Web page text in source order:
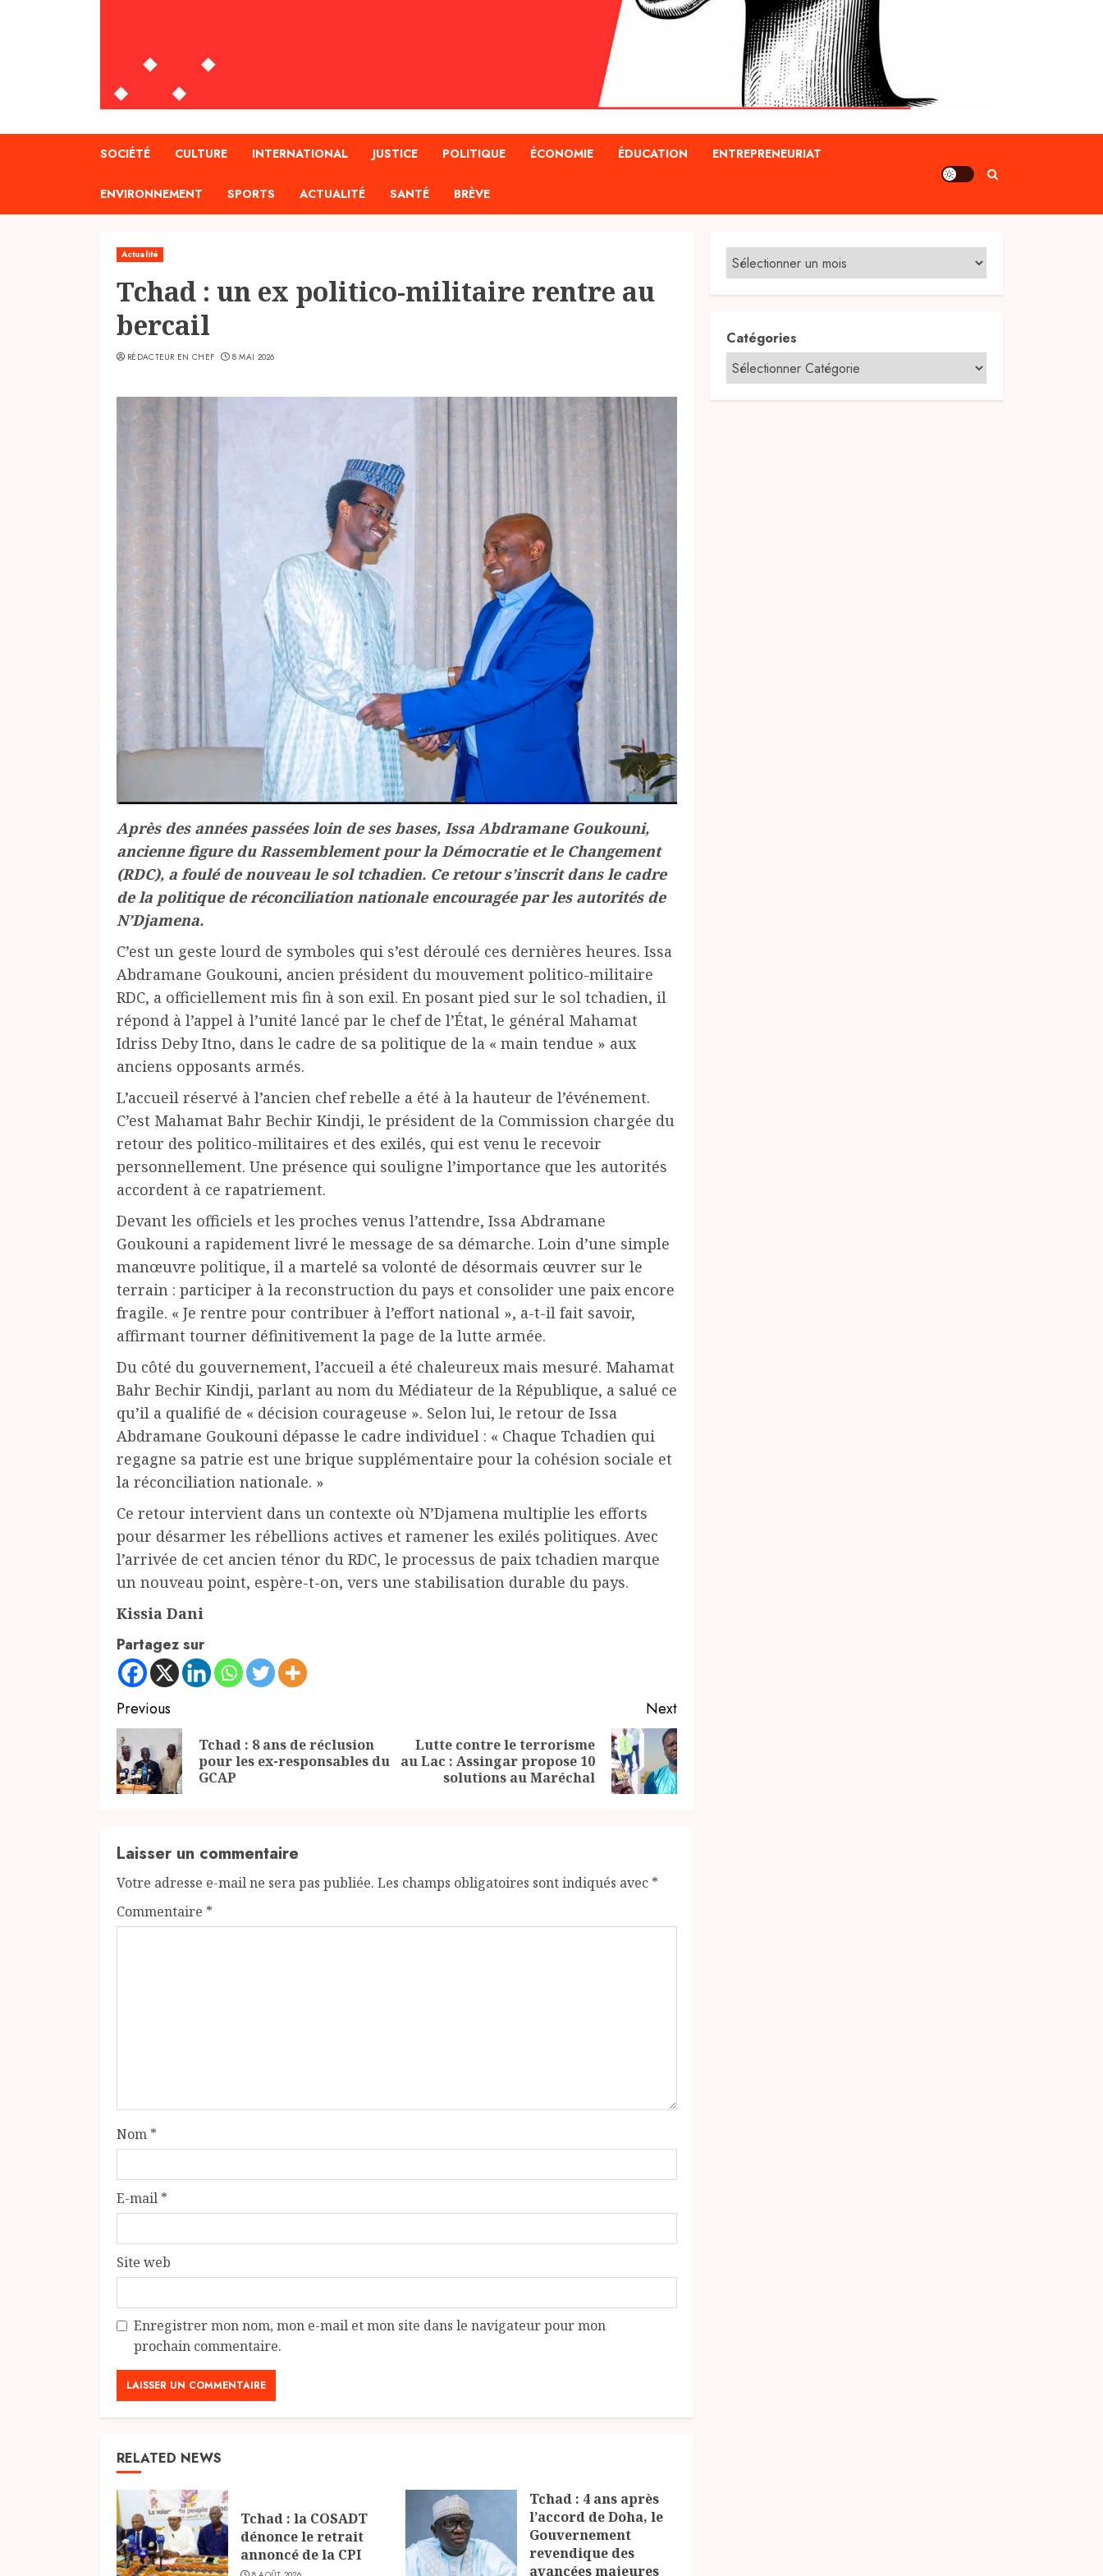
SOCIÉTÉ CULTURE INTERNATIONAL JUSTICE POLITIQUE ÉCONOMIE ÉDUCATION ENTREPRENEURIAT
ENVIRONNEMENT SPORTS ACTUALITÉ SANTÉ BRÈVE
Actualité
Tchad : un ex politico-militaire rentre au
bercail
RÉDACTEUR EN CHEF 8 MAI 2026
Après des années passées loin de ses bases, Issa Abdramane Goukouni,
ancienne figure du Rassemblement pour la Démocratie et le Changement
(RDC), a foulé de nouveau le sol tchadien. Ce retour s’inscrit dans le cadre
de la politique de réconciliation nationale encouragée par les autorités de
N’Djamena.
C’est un geste lourd de symboles qui s’est déroulé ces dernières heures. Issa
Abdramane Goukouni, ancien président du mouvement politico-militaire
RDC, a officiellement mis fin à son exil. En posant pied sur le sol tchadien, il
répond à l’appel à l’unité lancé par le chef de l’État, le général Mahamat
Idriss Deby Itno, dans le cadre de sa politique de la « main tendue » aux
anciens opposants armés.
L’accueil réservé à l’ancien chef rebelle a été à la hauteur de l’événement.
C’est Mahamat Bahr Bechir Kindji, le président de la Commission chargée du
retour des politico-militaires et des exilés, qui est venu le recevoir
personnellement. Une présence qui souligne l’importance que les autorités
accordent à ce rapatriement.
Devant les officiels et les proches venus l’attendre, Issa Abdramane
Goukouni a rapidement livré le message de sa démarche. Loin d’une simple
manœuvre politique, il a martelé sa volonté de désormais œuvrer sur le
terrain : participer à la reconstruction du pays et consolider une paix encore
fragile. « Je rentre pour contribuer à l’effort national », a-t-il fait savoir,
affirmant tourner définitivement la page de la lutte armée.
Du côté du gouvernement, l’accueil a été chaleureux mais mesuré. Mahamat
Bahr Bechir Kindji, parlant au nom du Médiateur de la République, a salué ce
qu’il a qualifié de « décision courageuse ». Selon lui, le retour de Issa
Abdramane Goukouni dépasse le cadre individuel : « Chaque Tchadien qui
regagne sa patrie est une brique supplémentaire pour la cohésion sociale et
la réconciliation nationale. »
Ce retour intervient dans un contexte où N’Djamena multiplie les efforts
pour désarmer les rébellions actives et ramener les exilés politiques. Avec
l’arrivée de cet ancien ténor du RDC, le processus de paix tchadien marque
un nouveau point, espère-t-on, vers une stabilisation durable du pays.
Kissia Dani
Partagez sur
Continue
Reading
Previous
Previous
Tchad : 8 ans de réclusion
pour les ex-responsables du
GCAP
Next
Next
Lutte contre le terrorisme
au Lac : Assingar propose 10
solutions au Maréchal
Laisser un commentaire
Votre adresse e-mail ne sera pas publiée. Les champs obligatoires sont indiqués avec *
Commentaire *
Nom *
E-mail *
Site web
Enregistrer mon nom, mon e-mail et mon site dans le navigateur pour mon
prochain commentaire.
RELATED NEWS
Tchad : la COSADT
dénonce le retrait
annoncé de la CPI
Tchad : 4 ans après
l’accord de Doha, le
Gouvernement
revendique des
avancées majeures
Catégories